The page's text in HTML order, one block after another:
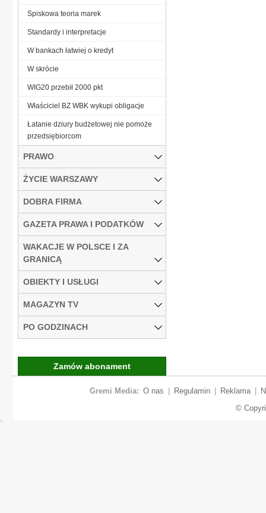
Spiskowa teoria marek
Standardy i interpretacje
W bankach łatwiej o kredyt
W skrócie
WIG20 przebił 2000 pkt
Właściciel BZ WBK wykupi obligacje
Łatanie dziury budżetowej nie pomoże
przedsiębiorcom
PRAWO
ŻYCIE WARSZAWY
DOBRA FIRMA
GAZETA PRAWA I PODATKÓW
WAKACJE W POLSCE I ZA
GRANICĄ
OBIEKTY I USŁUGI
MAGAZYN TV
PO GODZINACH
Zamów abonament
Gremi Media: O nas Regulamin Reklama
©